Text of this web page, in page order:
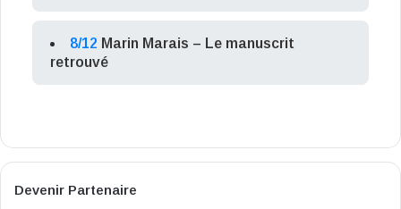
8/12 Marin Marais – Le manuscrit
retrouvé
Devenir Partenaire